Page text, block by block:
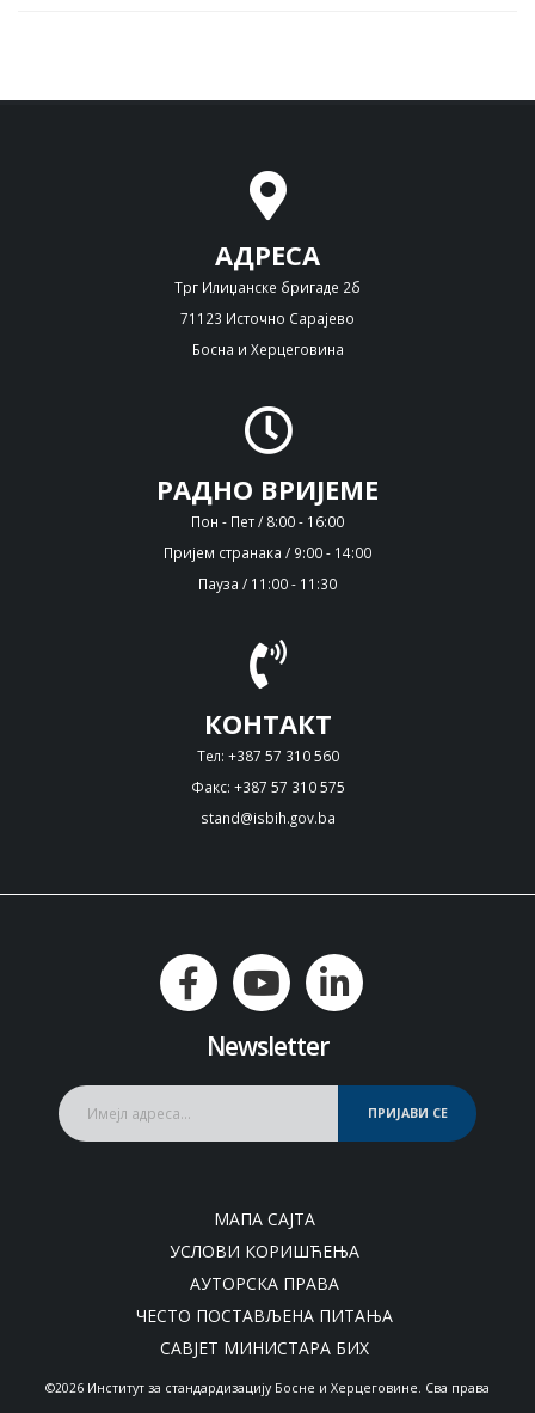
АДРЕСА
Трг Илиџанске бригаде 2б
71123 Источно Сарајево
Босна и Херцеговина
РАДНО ВРИЈЕМЕ
Пон - Пет / 8:00 - 16:00
Пријем странака / 9:00 - 14:00
Пауза / 11:00 - 11:30
КОНТАКТ
Тел: +387 57 310 560
Факс: +387 57 310 575
stand@isbih.gov.ba
Newsletter
ПРИЈАВИ СЕ
МАПА САЈТА
УСЛОВИ КОРИШЋЕЊА
АУТОРСКА ПРАВА
ЧЕСТО ПОСТАВЉЕНА ПИТАЊА
САВЈЕТ МИНИСТАРА БИХ
©2026 Институт за стандардизацију Босне и Херцеговине. Сва права